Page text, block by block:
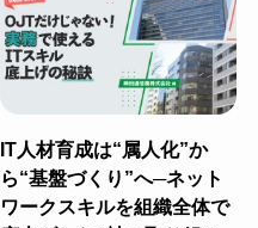
IT人材育成は“属人化”か
ら“基盤づくり”へ─ネット
ワークスキルを組織全体で